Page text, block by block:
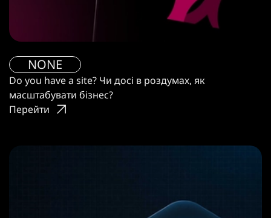
NONE
Do you have a site? Чи досі в роздумах, як
масштабувати бізнес?
Перейти